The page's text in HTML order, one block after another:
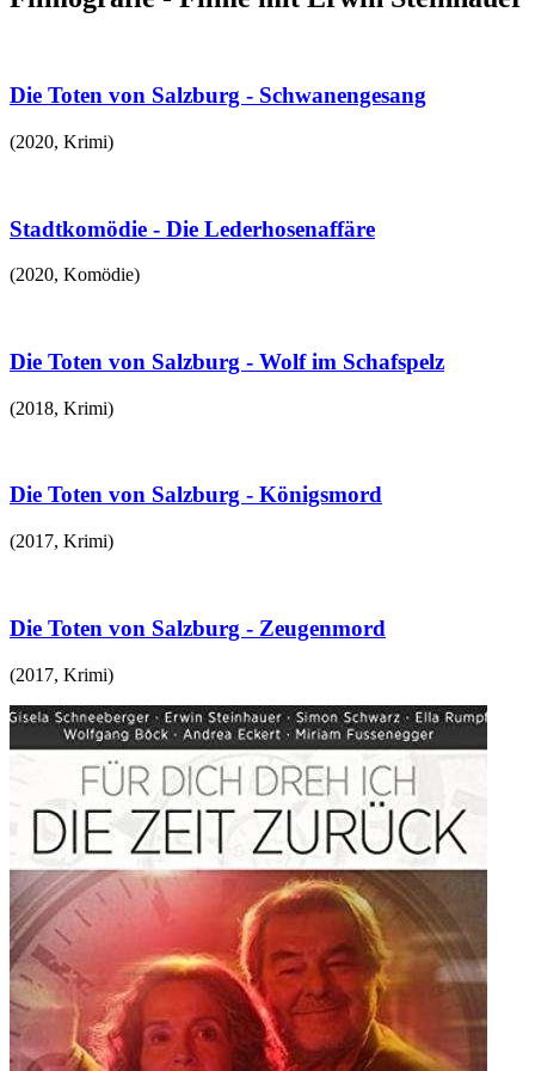
Die Toten von Salzburg - Schwanengesang
(2020, Krimi)
Stadtkomödie - Die Lederhosenaffäre
(2020, Komödie)
Die Toten von Salzburg - Wolf im Schafspelz
(2018, Krimi)
Die Toten von Salzburg - Königsmord
(2017, Krimi)
Die Toten von Salzburg - Zeugenmord
(2017, Krimi)